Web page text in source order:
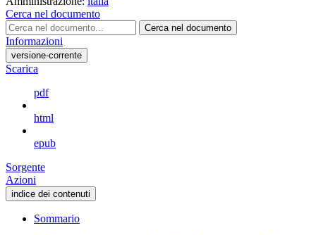
Cerca nel documento
Cerca nel documento
Informazioni
versione-corrente
Scarica
pdf
html
epub
Sorgente
Azioni
indice dei contenuti
Sommario